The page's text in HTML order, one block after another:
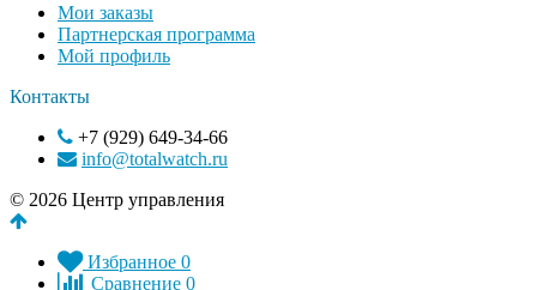
Мои заказы
Партнерская программа
Мой профиль
Контакты
+7 (929) 649-34-66
info@totalwatch.ru
© 2026 Центр управления
Избранное 0
Сравнение 0